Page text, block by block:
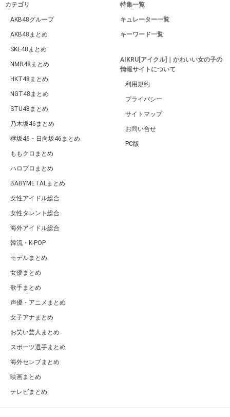
カテゴリ
AKB48グループ
AKB48まとめ
SKE48まとめ
NMB48まとめ
HKT48まとめ
NGT48まとめ
STU48まとめ
乃木坂46まとめ
欅坂46・日向坂46まとめ
ももクロまとめ
ハロプロまとめ
BABYMETALまとめ
女性アイドル総合
女性タレント総合
海外アイドル総合
韓流・K-POP
モデルまとめ
女優まとめ
歌手まとめ
声優・アニメまとめ
女子アナまとめ
お笑い芸人まとめ
スポーツ選手まとめ
海外セレブまとめ
映画まとめ
テレビまとめ
特集一覧
キュレーター一覧
キーワード一覧
AIKRU[アイクル]｜かわいい女の子の
情報サイトについて
利用規約
プライバシー
サイトマップ
お問い合せ
PC版